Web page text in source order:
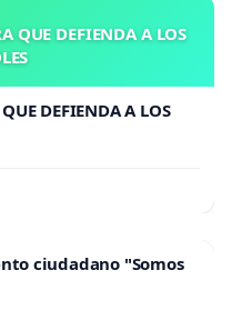
QUE DEFIENDA A LOS
DEFIENDA A LOS
ciudadano "Somos